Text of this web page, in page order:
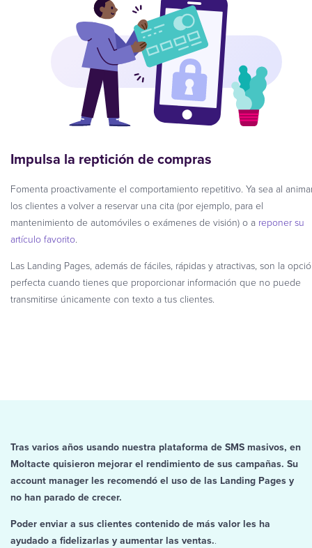
Impulsa la reptición de compras
Fomenta proactivamente el comportamiento repetitivo. Ya sea al
los clientes a volver a reservar una cita (por ejemplo, para el
mantenimiento de automóviles o exámenes de visión) o a reponer su
artículo favorito.
Las Landing Pages, además de fáciles, rápidas y atractivas, son la
perfecta cuando tienes que proporcionar información que no puede
transmitirse únicamente con texto a tus clientes.
Tras varios años usando nuestra plataforma de SMS masivos, en
Moltacte quisieron mejorar el rendimiento de sus campañas. Su
account manager les recomendó el uso de las Landing Pages y
no han parado de crecer.
Poder enviar a sus clientes contenido de más valor les ha
ayudado a fidelizarlas y aumentar las ventas..